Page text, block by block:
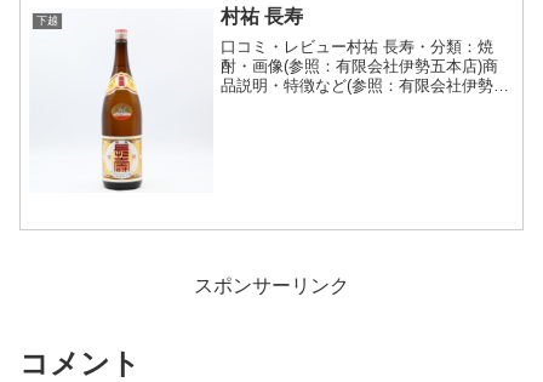
下越 村祐 長寿
口コミ・レビュー村祐 長寿・分類：焼
酎・画像(参照：有限会社伊勢五本店)商
品説明・特徴など(参照：有限会社伊勢五
スポンサーリンク
コメント